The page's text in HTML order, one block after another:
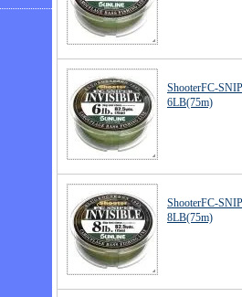
ShooterFC-
6LB(75m)
ShooterFC-
8LB(75m)